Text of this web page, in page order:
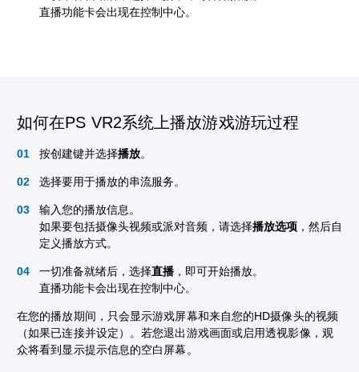
直播功能卡会出现在控制中心。
如何在PS VR2系统上播放游戏游玩过程
按创建键并选择播放。
选择要用于播放的串流服务。
输入您的播放信息。
如果要包括摄像头视频或派对音频，请选择播放选项 ，然后自
定义播放方式。
一切准备就绪后，选择直播 ，即可开始播放。
直播功能卡会出现在控制中心。
在您的播放期间，只会显示游戏屏幕和来自您的HD摄像头的视频
（如果已连接并设定）。若您退出游戏画面或启用透视影像，观
众将看到显示提示信息的空白屏幕。